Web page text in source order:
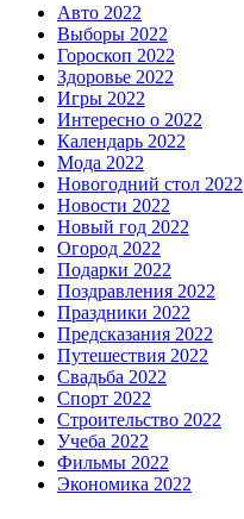
Авто 2022
Выборы 2022
Гороскоп 2022
Здоровье 2022
Игры 2022
Интересно о 2022
Календарь 2022
Мода 2022
Новогодний стол 2022
Новости 2022
Новый год 2022
Огород 2022
Подарки 2022
Поздравления 2022
Праздники 2022
Предсказания 2022
Путешествия 2022
Свадьба 2022
Спорт 2022
Строительство 2022
Учеба 2022
Фильмы 2022
Экономика 2022